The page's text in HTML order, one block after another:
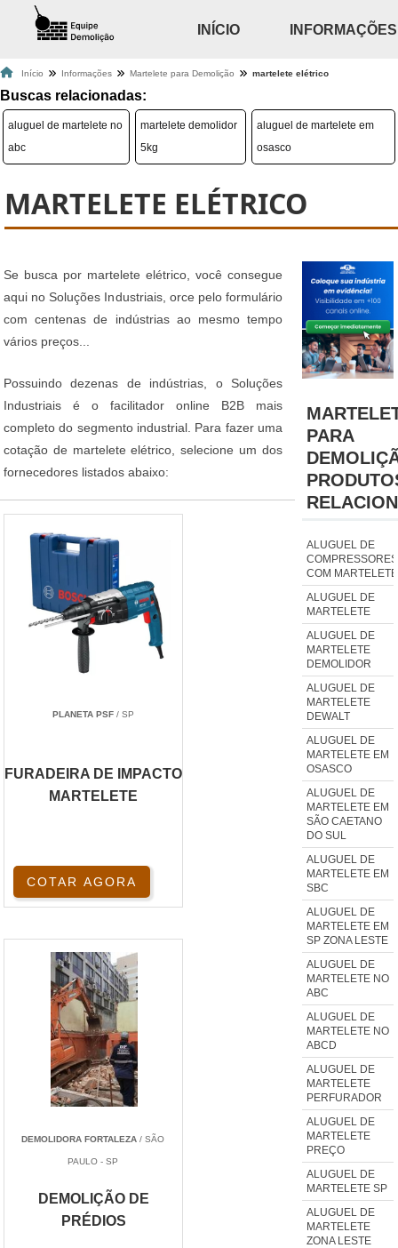
INÍCIO INFORMAÇÕES
Início Informações Martelete para Demolição martelete elétrico
Buscas relacionadas:
aluguel de martelete no
abc
martelete demolidor
5kg
aluguel de martelete em
osasco
MARTELETE ELÉTRICO
Se busca por martelete elétrico, você consegue
aqui no Soluções Industriais, orce pelo formulário
com centenas de indústrias ao mesmo tempo
vários preços...
Possuindo dezenas de indústrias, o Soluções
Industriais é o facilitador online B2B mais
completo do segmento industrial. Para fazer uma
cotação de martelete elétrico, selecione um dos
fornecedores listados abaixo:
PLANETA PSF/ SP
FURADEIRA DE IMPACTO
MARTELETE
COTAR AGORA
DEMOLIDORA FORTALEZA / SÃO
PAULO - SP
DEMOLIÇÃO DE
PRÉDIOS
PARA
ALUGUEL DE
COMPRESSORES
COM MARTELETE
ALUGUEL DE
MARTELETE
ALUGUEL DE
MARTELETE
DEMOLIDOR
ALUGUEL DE
MARTELETE
DEWALT
ALUGUEL DE
MARTELETE EM
OSASCO
ALUGUEL DE
MARTELETE EM
SÃO CAETANO
DO SUL
ALUGUEL DE
MARTELETE EM
SBC
ALUGUEL DE
MARTELETE EM
SP ZONA LESTE
ALUGUEL DE
MARTELETE NO
ABC
ALUGUEL DE
MARTELETE NO
ABCD
ALUGUEL DE
MARTELETE
PERFURADOR
ALUGUEL DE
MARTELETE
PREÇO
ALUGUEL DE
MARTELETE SP
ALUGUEL DE
MARTELETE
ZONA LESTE